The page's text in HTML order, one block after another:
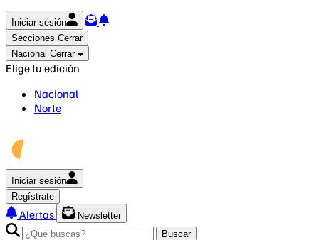
Iniciar sesión
Secciones Cerrar
Nacional Cerrar
Elige tu edición
Nacional
Norte
Iniciar sesión
Regístrate
Alertas
Newsletter
Buscar